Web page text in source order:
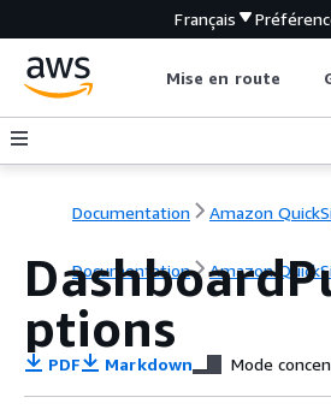
Français
Mise en route
Documentation Amazon
Documentation Amazon
ptions
PDF Markdown Mode